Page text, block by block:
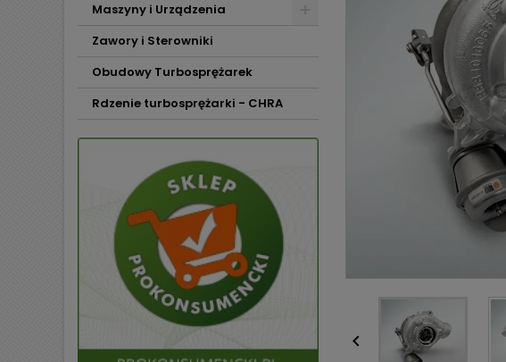
Maszyny i Urządzenia
Zawory i Sterowniki
Obudowy Turbosprężarek
Rdzenie turbosprężarki - CHRA
